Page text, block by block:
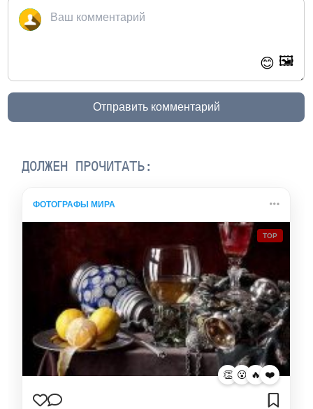
😊 🖼️
Отправить комментарий
ДОЛЖЕН ПРОЧИТАТЬ:
ФОТОГРАФЫ МИРА
TOP
👏 😮 🔥 ❤️